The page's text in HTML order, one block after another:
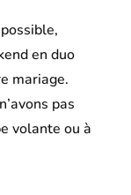
en duo
mariage.
pas
volante ou à